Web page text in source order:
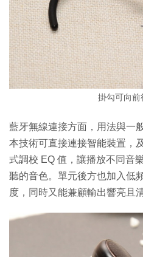
掛勾可向前
藍牙無線連接方面，用法與一
本技術可直接連接智能裝置，
式調校 EQ 值，讓播放不同音
聽的音色。單元後方也加入低
度，同時又能兼顧輸出響亮且